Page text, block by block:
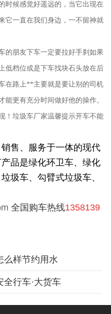
时候感觉好遥远的，当它出现在
它一直在我们身边，一不留神就
的朋友下车一定要拉好手刹如果
低档位或是下车找块石头放在后
在路上**主要就是要让别的司机
能更有充分时间做好他的操作。
！垃圾车厂家温馨提示开车不能
售、服务于一体的现代
品是绿化环卫车、绿化
垃圾车、勾臂式垃圾车、
全国购车热线1358139
么样节约用水
行车·大货车